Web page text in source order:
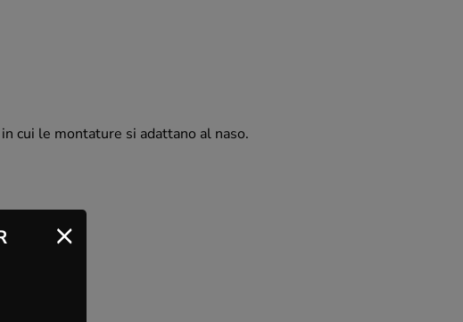
cui le montature si adattano al naso.